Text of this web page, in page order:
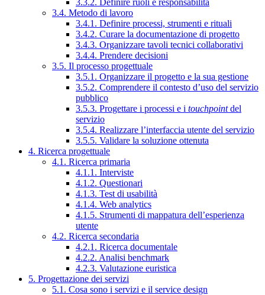
3.3.2. Definire ruoli e responsabilità
3.4. Metodo di lavoro
3.4.1. Definire processi, strumenti e rituali
3.4.2. Curare la documentazione di progetto
3.4.3. Organizzare tavoli tecnici collaborativi
3.4.4. Prendere decisioni
3.5. Il processo progettuale
3.5.1. Organizzare il progetto e la sua gestione
3.5.2. Comprendere il contesto d’uso del servizio
pubblico
3.5.3. Progettare i processi e i touchpointdel
servizio
3.5.4. Realizzare l’interfaccia utente del servizio
3.5.5. Validare la soluzione ottenuta
4. Ricerca progettuale
4.1. Ricerca primaria
4.1.1. Interviste
4.1.2. Questionari
4.1.3. Test di usabilità
4.1.4. Web analytics
4.1.5. Strumenti di mappatura dell’esperienza
utente
4.2. Ricerca secondaria
4.2.1. Ricerca documentale
4.2.2. Analisi benchmark
4.2.3. Valutazione euristica
5. Progettazione dei servizi
5.1. Cosa sono i servizi e il service design